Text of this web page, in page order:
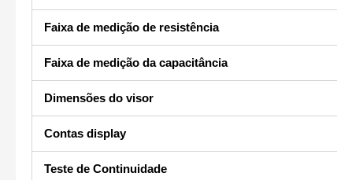
Faixa de medição de resistência
Faixa de medição da capacitância
Dimensões do visor
Contas display
Teste de Continuidade